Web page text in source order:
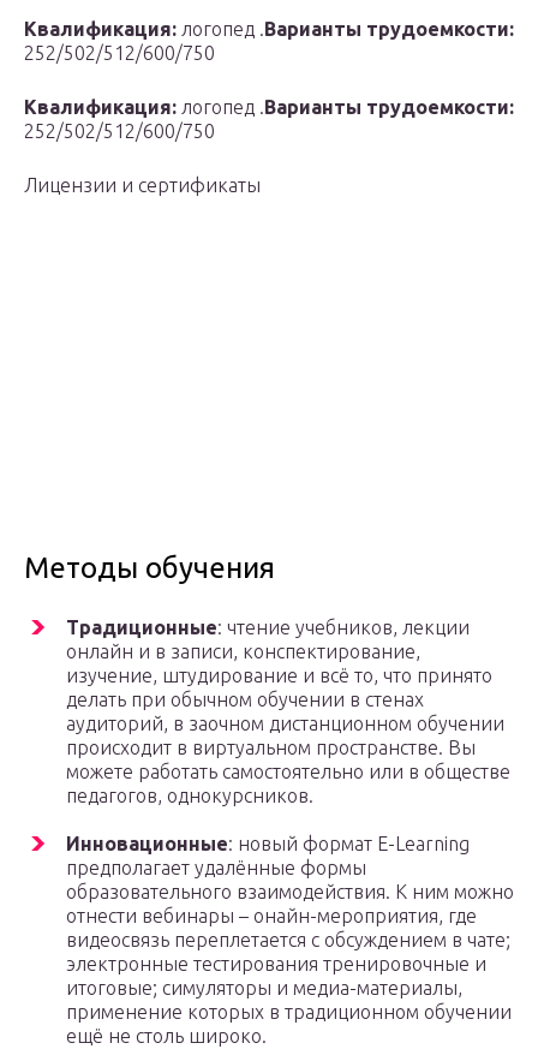
Квалификация: логопед .Варианты трудоемкости:
252/502/512/600/750
Квалификация: логопед .Варианты трудоемкости:
252/502/512/600/750
Лицензии и сертификаты
Методы обучения
Традиционные: чтение учебников, лекции
онлайн и в записи, конспектирование,
изучение, штудирование и всё то, что принято
делать при обычном обучении в стенах
аудиторий, в заочном дистанционном обучении
происходит в виртуальном пространстве. Вы
можете работать самостоятельно или в обществе
педагогов, однокурсников.
Инновационные: новый формат E-Learning
предполагает удалённые формы
образовательного взаимодействия. К ним можно
отнести вебинары – онайн-мероприятия, где
видеосвязь переплетается с обсуждением в чате;
электронные тестирования тренировочные и
итоговые; симуляторы и медиа-материалы,
применение которых в традиционном обучении
ещё не столь широко.